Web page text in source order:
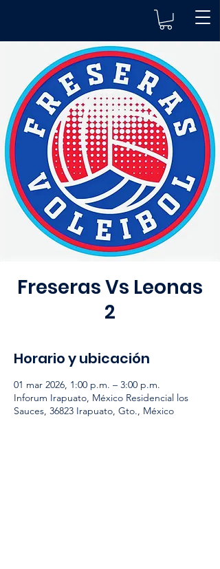
Freseras Vs Leonas
2
Horario y ubicación
01 mar 2026, 1:00 p.m. – 3:00 p.m.
Inforum Irapuato, México Residencial los
Sauces, 36823 Irapuato, Gto., México